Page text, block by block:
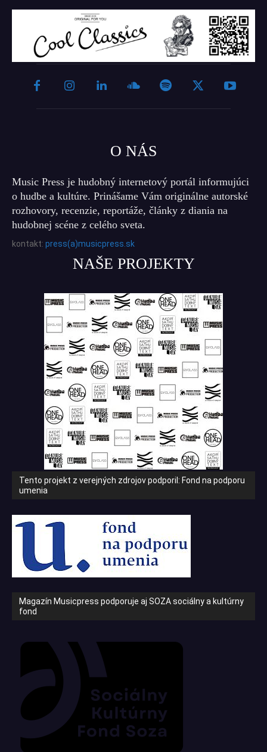
O NÁS
Music Press je hudobný internetový portál informujúci
o hudbe a kultúre. Prinášame Vám originálne autorské
rozhovory, recenzie, reportáže, články z diania na
hudobnej scéne z celého sveta.
kontakt: press(a)musicpress.sk
NAŠE PROJEKTY
Tento projekt z verejných zdrojov podporil: Fond na podporu
umenia
Magazín Musicpress podporuje aj SOZA sociálny a kultúrny
fond